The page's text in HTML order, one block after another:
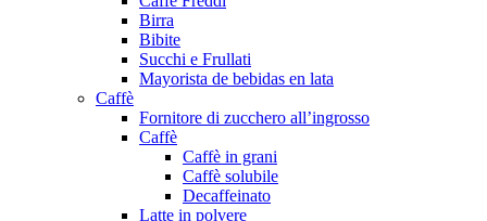
Birra
Bibite
Succhi e Frullati
Mayorista de bebidas en lata
Caffè
Fornitore di zucchero all’ingrosso
Caffè
Caffè in grani
Caffè solubile
Decaffeinato
Latte in polvere